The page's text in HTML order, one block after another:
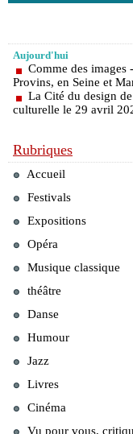
Aujourd'hui
Comme des images
Provins, en Seine et
La Cité du design
culturelle le 29 avril
Rubriques
Accueil
Festivals
Expositions
Opéra
Musique classique
théâtre
Danse
Humour
Jazz
Livres
Cinéma
Vu pour vous,